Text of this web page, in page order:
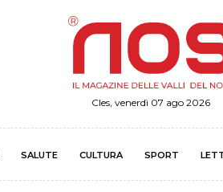
Cles, venerdì 07 ago 2026
SALUTE CULTURA SPORT